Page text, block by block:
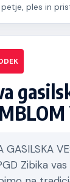
ples in
GASILSKA
Zibika